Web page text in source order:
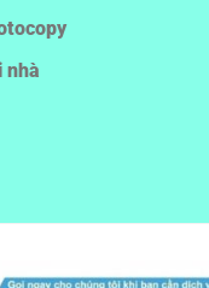
nhà